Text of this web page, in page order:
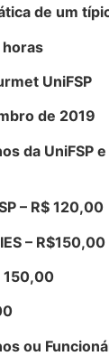
de um
UniFSP
de 2019
da UniFSP
– R$ 120,00
– R$150,00
150,00
ou